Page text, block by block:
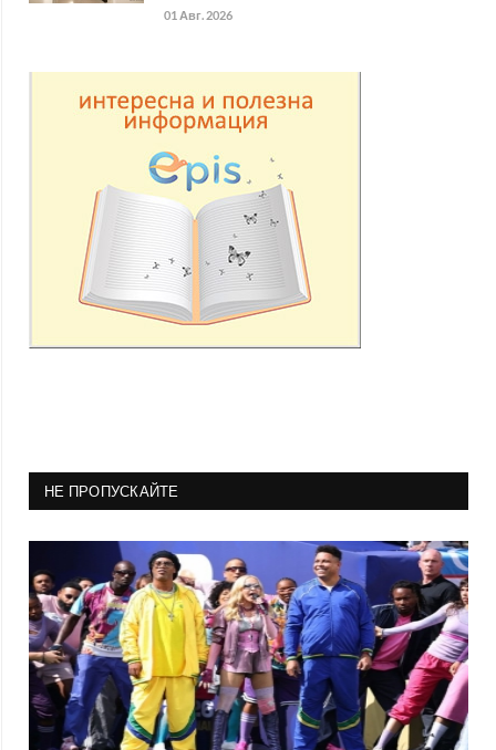
01 Авг. 2026
НЕ ПРОПУСКАЙТЕ